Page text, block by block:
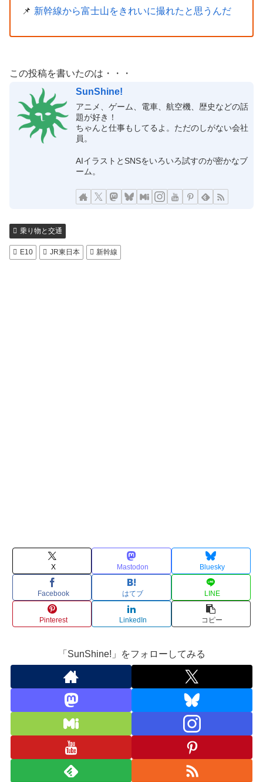
新幹線から富士山をきれいに撮れたと思うんだ
この投稿を書いたのは・・・
SunShine!
アニメ、ゲーム、電車、航空機、歴史などの話
題が好き！
ちゃんと仕事もしてるよ。ただのしがない会社
員。
AIイラストとSNSをいろいろ試すのが密かなブ
ーム。
乗り物と交通
E10 JR東日本 新幹線
X Mastodon Bluesky
Facebook はてブ LINE
Pinterest LinkedIn コピー
「SunShine!」をフォローしてみる